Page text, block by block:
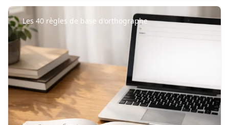
Les 40 règles de base d'orthographe